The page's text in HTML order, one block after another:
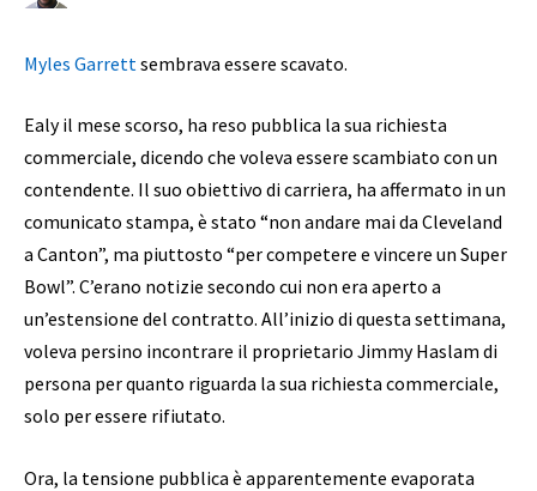
Myles Garrett sembrava essere scavato.
Ealy il mese scorso, ha reso pubblica la sua richiesta
commerciale, dicendo che voleva essere scambiato con un
contendente. Il suo obiettivo di carriera, ha affermato in un
comunicato stampa, è stato “non andare mai da Cleveland
a Canton”, ma piuttosto “per competere e vincere un Super
Bowl”. C’erano notizie secondo cui non era aperto a
un’estensione del contratto. All’inizio di questa settimana,
voleva persino incontrare il proprietario Jimmy Haslam di
persona per quanto riguarda la sua richiesta commerciale,
solo per essere rifiutato.
Ora, la tensione pubblica è apparentemente evaporata